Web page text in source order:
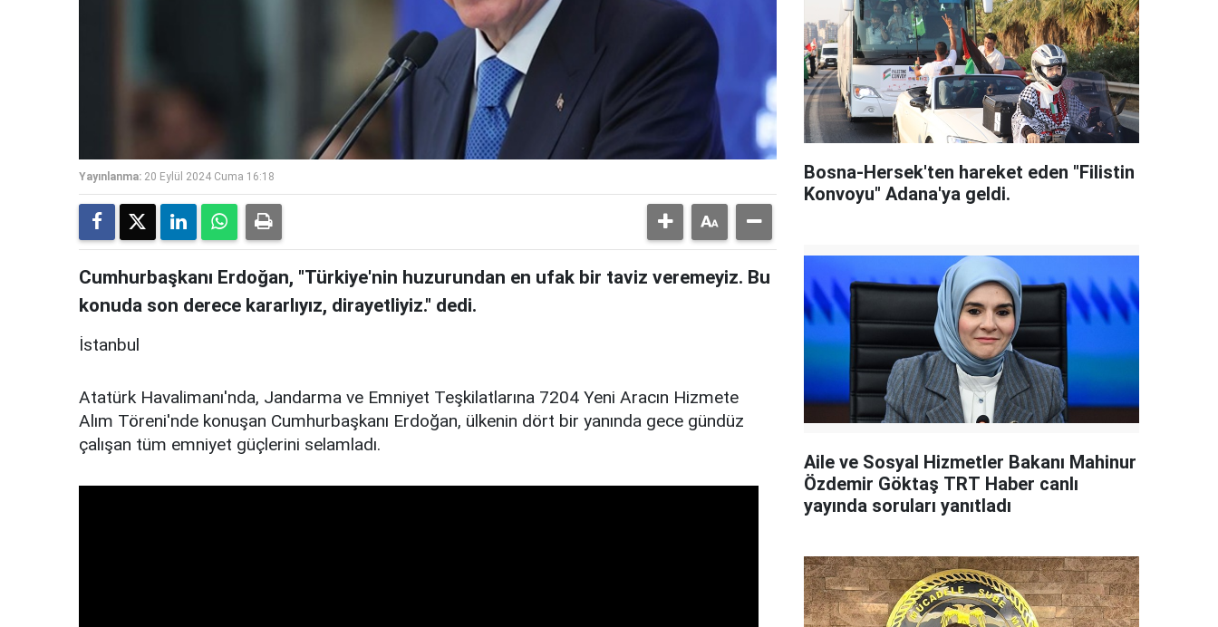
Video
Yayınlanma: 20 Eylül 2024 Cuma 16:18
Cumhurbaşkanı Erdoğan, "Türkiye'nin huzurundan en ufak bir taviz veremeyiz. Bu
konuda son derece kararlıyız, dirayetliyiz." dedi.
İstanbul
Atatürk Havalimanı'nda, Jandarma ve Emniyet Teşkilatlarına 7204 Yeni Aracın Hizmete
Alım Töreni'nde konuşan Cumhurbaşkanı Erdoğan, ülkenin dört bir yanında gece gündüz
çalışan tüm emniyet güçlerini selamladı.
Bosna-Hersek'ten hareket eden "Filistin
Konvoyu" Adana'ya geldi.
Aile ve Sosyal Hizmetler Bakanı Mahinur
Özdemir Göktaş TRT Haber canlı
yayında soruları yanıtladı